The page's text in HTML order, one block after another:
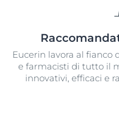
Eucerin lavora al
e farmacisti di tutto il
innovativi, efficaci e